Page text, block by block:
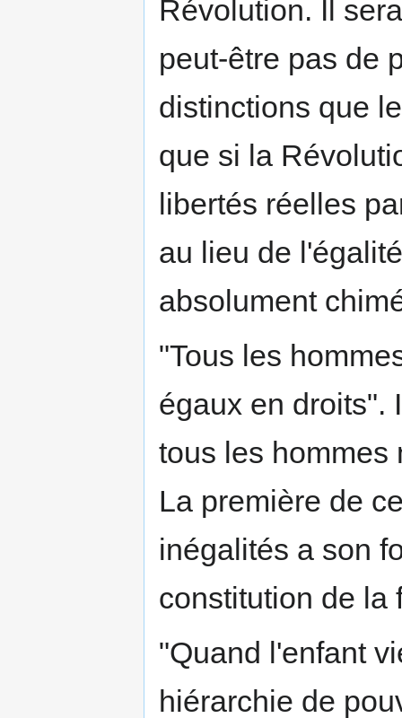
Révolution. Il
peut-être pas de
distinctions que
que si la
libertés réelles
au lieu de
absolument
"Tous les
égaux en droits".
tous les hommes
La première de
inégalités a son
constitution de la
"Quand l'enfant
hiérarchie de